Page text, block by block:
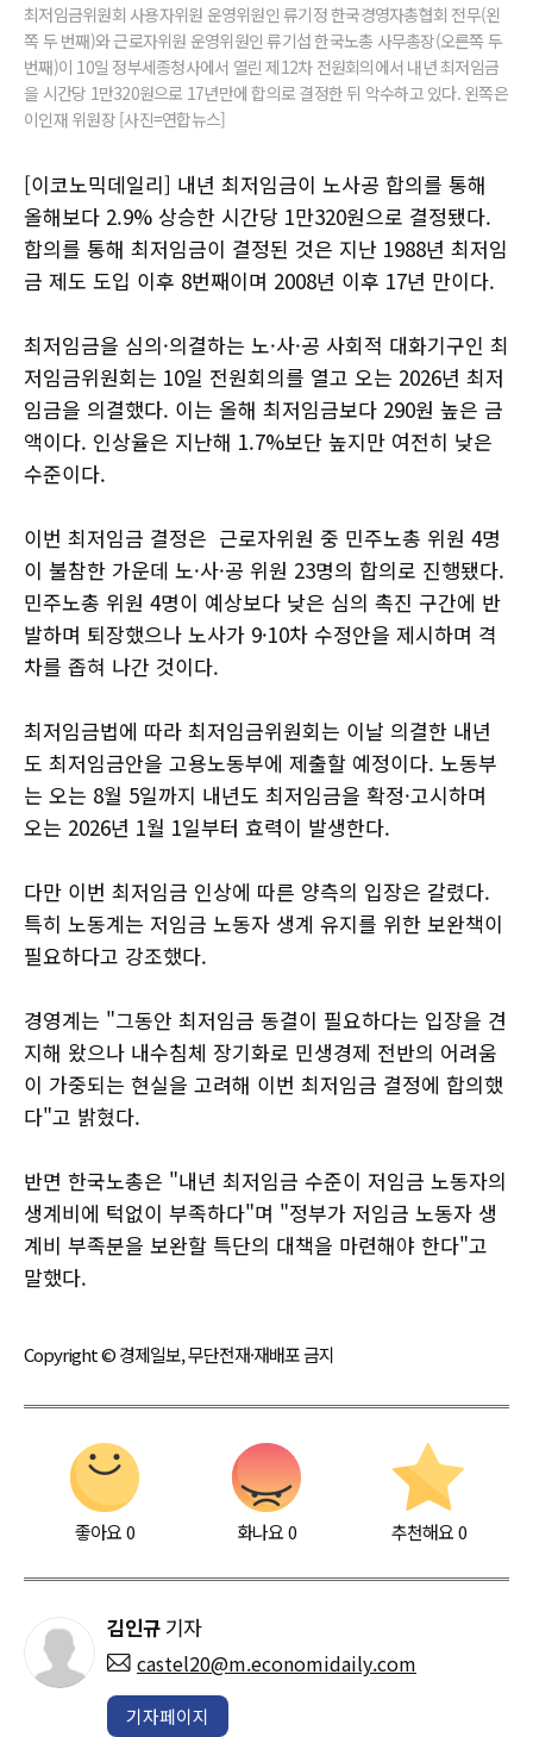
최저임금위원회 사용자위원 운영위원인 류기정 한국경영자총협회 전무(왼
쪽 두 번째)와 근로자위원 운영위원인 류기섭 한국노총 사무총장(오른쪽 두
번째)이 10일 정부세종청사에서 열린 제12차 전원회의에서 내년 최저임금
을 시간당 1만320원으로 17년만에 합의로 결정한 뒤 악수하고 있다. 왼쪽은
이인재 위원장 [사진=연합뉴스]
[이코노믹데일리] 내년 최저임금이 노사공 합의를 통해
올해보다 2.9% 상승한 시간당 1만320원으로 결정됐다.
합의를 통해 최저임금이 결정된 것은 지난 1988년 최저임
금 제도 도입 이후 8번째이며 2008년 이후 17년 만이다.
최저임금을 심의·의결하는 노·사·공 사회적 대화기구인 최
저임금위원회는 10일 전원회의를 열고 오는 2026년 최저
임금을 의결했다. 이는 올해 최저임금보다 290원 높은 금
액이다. 인상율은 지난해 1.7%보단 높지만 여전히 낮은
수준이다.
이번 최저임금 결정은 근로자위원 중 민주노총 위원 4명
이 불참한 가운데 노·사·공 위원 23명의 합의로 진행됐다.
민주노총 위원 4명이 예상보다 낮은 심의 촉진 구간에 반
발하며 퇴장했으나 노사가 9·10차 수정안을 제시하며 격
차를 좁혀 나간 것이다.
최저임금법에 따라 최저임금위원회는 이날 의결한 내년
도 최저임금안을 고용노동부에 제출할 예정이다. 노동부
는 오는 8월 5일까지 내년도 최저임금을 확정·고시하며
오는 2026년 1월 1일부터 효력이 발생한다.
다만 이번 최저임금 인상에 따른 양측의 입장은 갈렸다.
특히 노동계는 저임금 노동자 생계 유지를 위한 보완책이
필요하다고 강조했다.
경영계는 "그동안 최저임금 동결이 필요하다는 입장을 견
지해 왔으나 내수침체 장기화로 민생경제 전반의 어려움
이 가중되는 현실을 고려해 이번 최저임금 결정에 합의했
다"고 밝혔다.
반면 한국노총은 "내년 최저임금 수준이 저임금 노동자의
생계비에 턱없이 부족하다"며 "정부가 저임금 노동자 생
계비 부족분을 보완할 특단의 대책을 마련해야 한다"고
말했다.
Copyright © 경제일보, 무단전재·재배포 금지
좋아요0 화나요0 추천해요 0
김인규 기자
castel20@m.economidaily.com
기자페이지